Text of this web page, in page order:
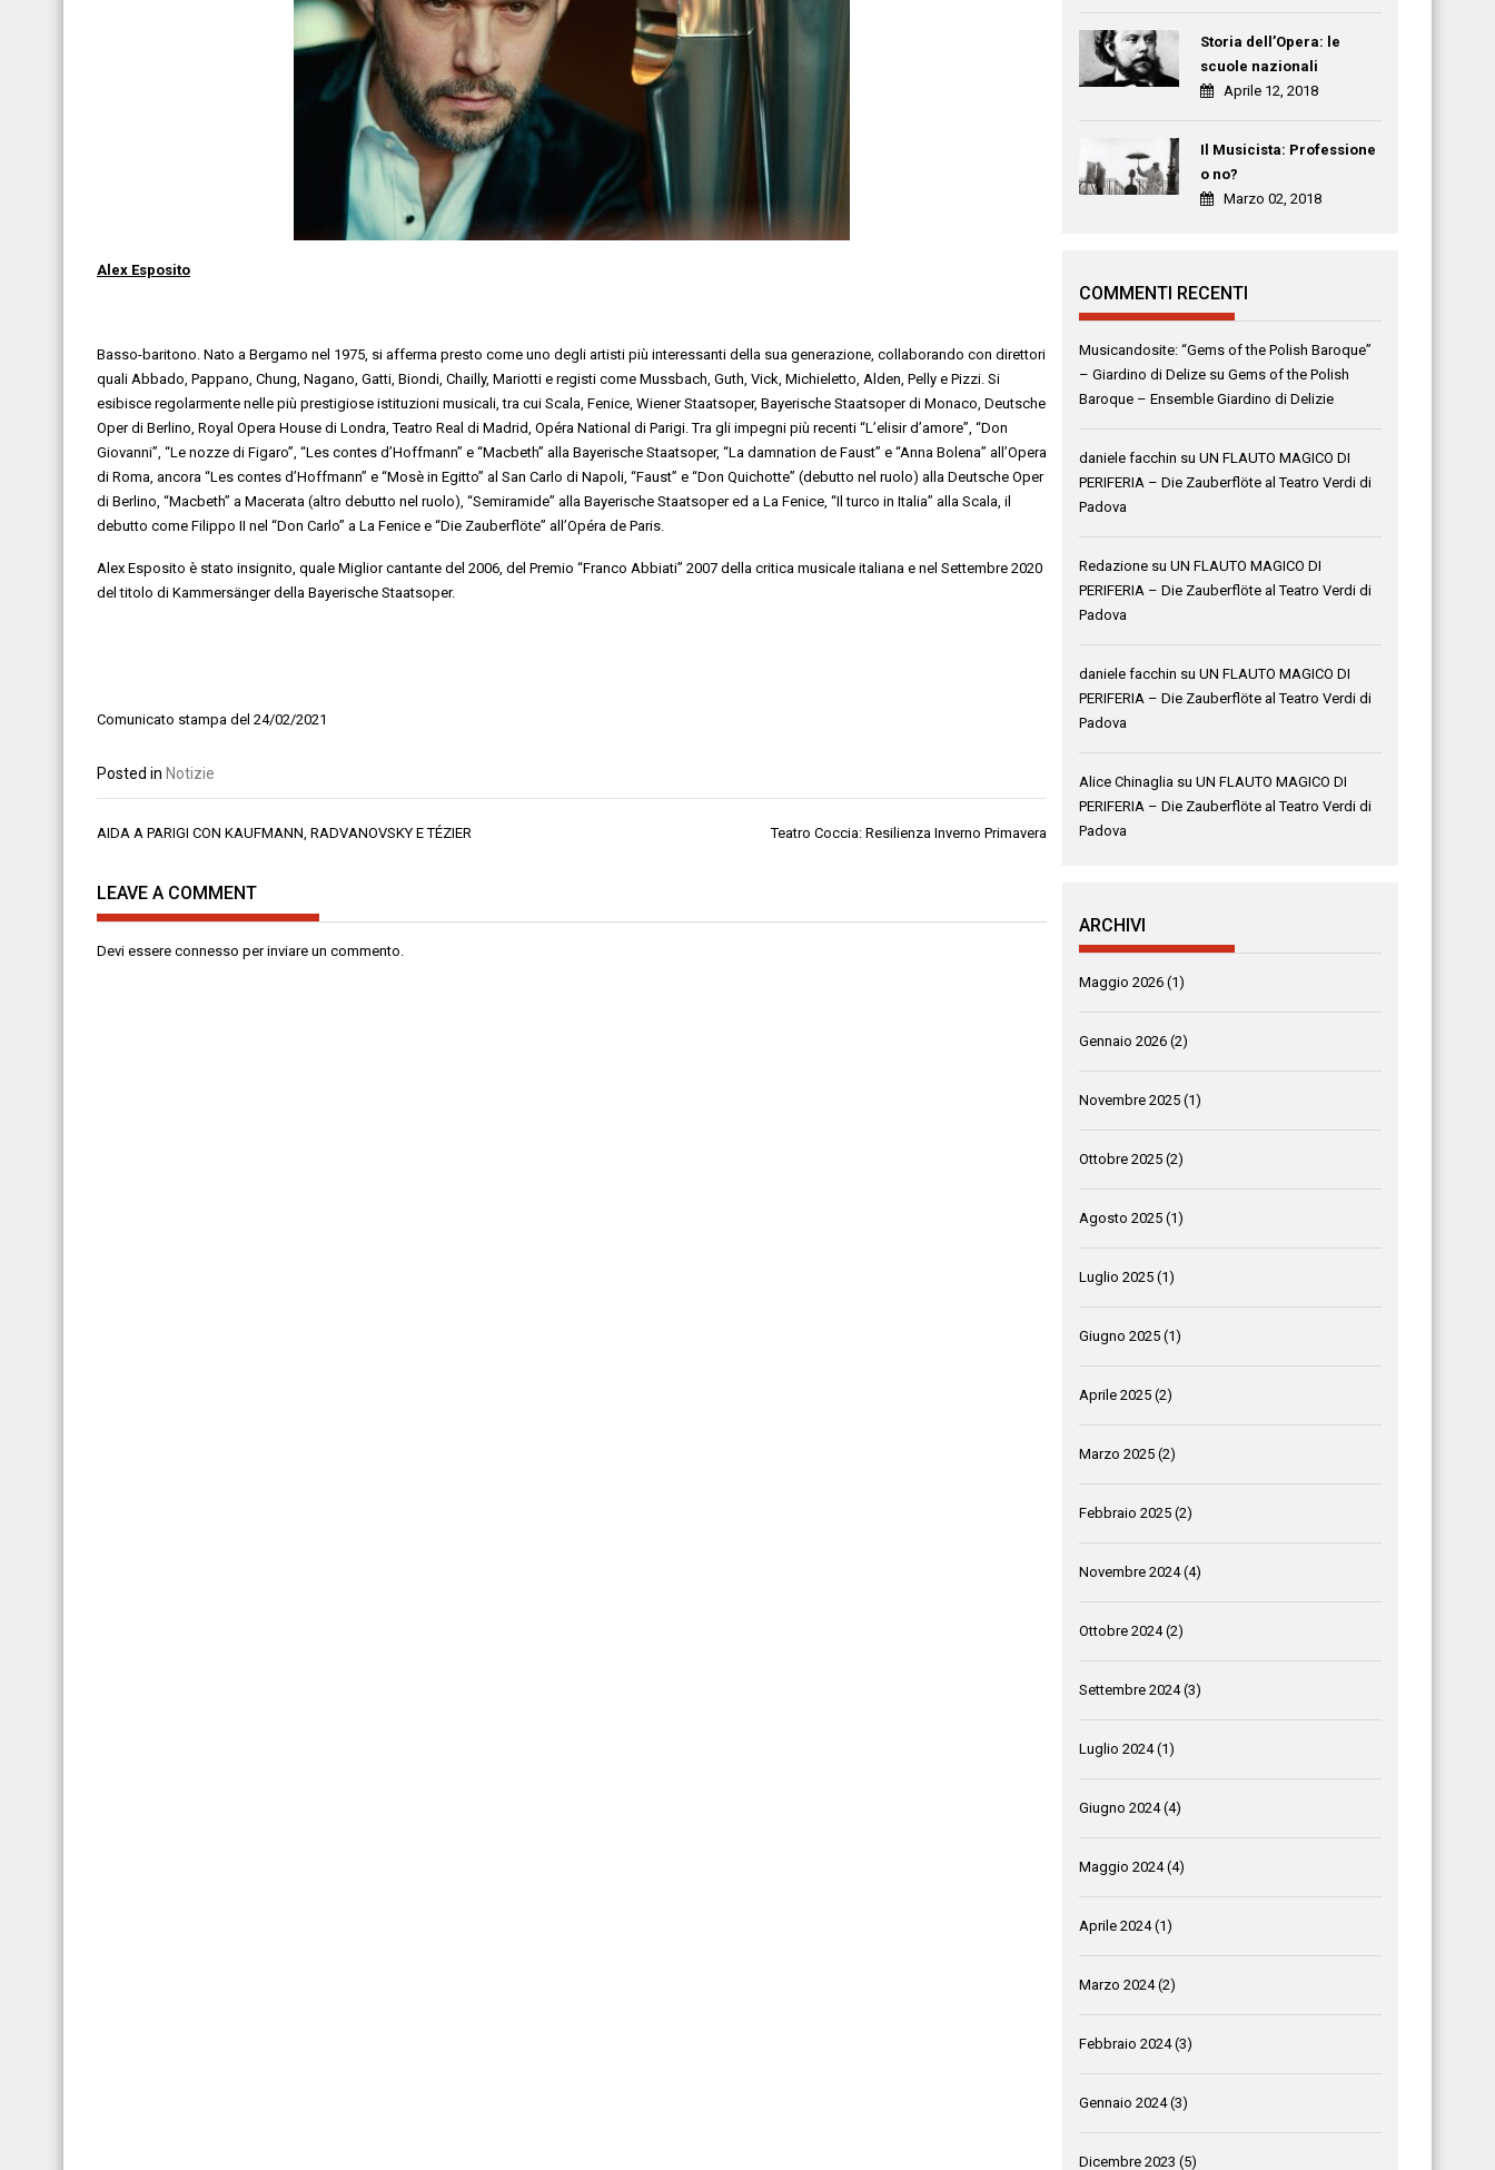
Alex Esposito
Basso-baritono. Nato a Bergamo nel 1975, si afferma presto come uno degli artisti più interessanti della sua generazione, collaborando con direttori
quali Abbado, Pappano, Chung, Nagano, Gatti, Biondi, Chailly, Mariotti e registi come Mussbach, Guth, Vick, Michieletto, Alden, Pelly e Pizzi. Si
esibisce regolarmente nelle più prestigiose istituzioni musicali, tra cui Scala, Fenice, Wiener Staatsoper, Bayerische Staatsoper di Monaco, Deutsche
Oper di Berlino, Royal Opera House di Londra, Teatro Real di Madrid, Opéra National di Parigi. Tra gli impegni più recenti “L’elisir d’amore”, “Don
Giovanni”, “Le nozze di Figaro”, “Les contes d’Hoffmann” e “Macbeth” alla Bayerische Staatsoper, “La damnation de Faust” e “Anna Bolena” all’Opera
di Roma, ancora “Les contes d’Hoffmann” e “Mosè in Egitto” al San Carlo di Napoli, “Faust” e “Don Quichotte” (debutto nel ruolo) alla Deutsche Oper
di Berlino, “Macbeth” a Macerata (altro debutto nel ruolo), “Semiramide” alla Bayerische Staatsoper ed a La Fenice, “Il turco in Italia” alla Scala, il
debutto come Filippo II nel “Don Carlo” a La Fenice e “Die Zauberflöte” all’Opéra de Paris.
Alex Esposito è stato insignito, quale Miglior cantante del 2006, del Premio “Franco Abbiati” 2007 della critica musicale italiana e nel Settembre 2020
del titolo di Kammersänger della Bayerische Staatsoper.
Comunicato stampa del 24/02/2021
Posted in Notizie
Navigazione
AIDA A PARIGI CON KAUFMANN, RADVANOVSKY E TÉZIER Teatro Coccia: Resilienza Inverno Primavera
LEAVE A COMMENT
Devi essere connesso per inviare un commento.
Storia dell’Opera: le
scuole nazionali
Aprile 12, 2018
Il Musicista: Professione
o no?
Marzo 02, 2018
COMMENTI RECENTI
Musicandosite: “Gems of the Polish Baroque”
– Giardino di Delize suGems of the Polish
Baroque – Ensemble Giardino di Delizie
daniele facchin suUN FLAUTO MAGICO DI
PERIFERIA – Die Zauberflöte al Teatro Verdi di
Padova
Redazione suUN FLAUTO MAGICO DI
PERIFERIA – Die Zauberflöte al Teatro Verdi di
Padova
daniele facchin suUN FLAUTO MAGICO DI
PERIFERIA – Die Zauberflöte al Teatro Verdi di
Padova
Alice Chinaglia suUN FLAUTO MAGICO DI
PERIFERIA – Die Zauberflöte al Teatro Verdi di
Padova
ARCHIVI
Maggio 2026 (1)
Gennaio 2026 (2)
Novembre 2025 (1)
Ottobre 2025 (2)
Agosto 2025 (1)
Luglio 2025 (1)
Giugno 2025 (1)
Aprile 2025 (2)
Marzo 2025 (2)
Febbraio 2025 (2)
Novembre 2024(4)
Ottobre 2024(2)
Settembre 2024(3)
Luglio 2024(1)
Giugno 2024(4)
Maggio 2024(4)
Aprile 2024(1)
Marzo 2024(2)
Febbraio 2024(3)
Gennaio 2024(3)
Dicembre 2023 (5)